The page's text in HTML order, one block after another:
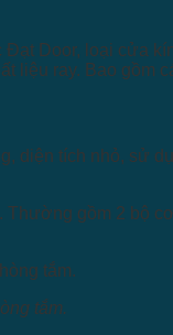
Door, loại cửa
liệu ray. Bao gồm
diện tích nhỏ, sử
gồm 2 bộ
tắm.